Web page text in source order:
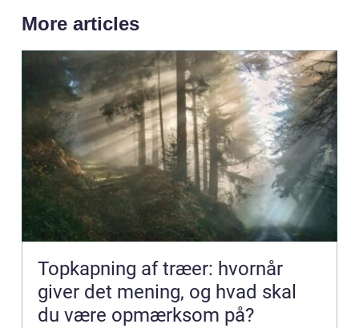
More articles
Topkapning af træer: hvornår
giver det mening, og hvad skal
du være opmærksom på?